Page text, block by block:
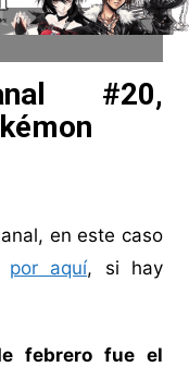
#20,
en este caso
por aquí, si hay
febrero fue el